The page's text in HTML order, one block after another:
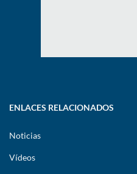
ENLACES RELACIONADOS
Noticias
Vídeos